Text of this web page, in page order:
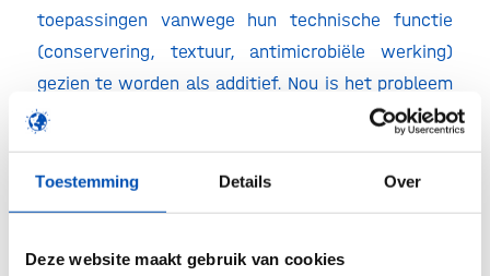
Toestemming Details Over
Deze website maakt gebruik van cookies
toepassingen vanwege hun technische functie
(conservering, textuur, antimicrobiële werking)
gezien te worden als additief. Nou is het probleem
dat die route, de additievenregeling, nooit bedacht
achterhoofd, maar voor chemische toevoegingen
met vaak een enkele functie. Daardoor sluit deze